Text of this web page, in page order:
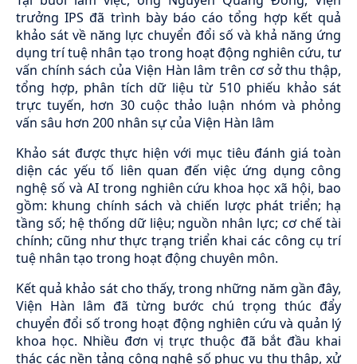
trưởng IPS đã trình bày báo cáo tổng hợp kết quả
khảo sát về năng lực chuyển đổi số và khả năng ứng
dụng trí tuệ nhân tạo trong hoạt động nghiên cứu, tư
vấn chính sách của Viện Hàn lâm trên cơ sở thu thập,
tổng hợp, phân tích dữ liệu từ 510 phiếu khảo sát
trực tuyến, hơn 30 cuộc thảo luận nhóm và phỏng
vấn sâu hơn 200 nhân sự của Viện Hàn lâm
Khảo sát được thực hiện với mục tiêu đánh giá toàn
diện các yếu tố liên quan đến việc ứng dụng công
nghệ số và AI trong nghiên cứu khoa học xã hội, bao
gồm: khung chính sách và chiến lược phát triển; hạ
tầng số; hệ thống dữ liệu; nguồn nhân lực; cơ chế tài
chính; cũng như thực trạng triển khai các công cụ trí
tuệ nhân tạo trong hoạt động chuyên môn.
Kết quả khảo sát cho thấy, trong những năm gần đây,
Viện Hàn lâm đã từng bước chú trọng thúc đẩy
chuyển đổi số trong hoạt động nghiên cứu và quản lý
khoa học. Nhiều đơn vị trực thuộc đã bắt đầu khai
thác các nền tảng công nghệ số phục vụ thu thập, xử